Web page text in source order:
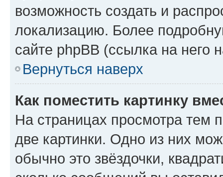
возможность создать и
локализацию. Более
сайте phpBB (ссылка на него
Вернуться наверх
Как поместить картинку
На страницах просмотра тем
две картинки. Одно из них
обычно это звёздочки,